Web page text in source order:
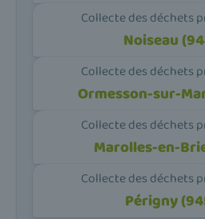
Collecte des déchets
Noiseau
Collecte des déchets
Ormesson-sur-
Collecte des déchets
Marolles-en-
Collecte des déchets
Périgny